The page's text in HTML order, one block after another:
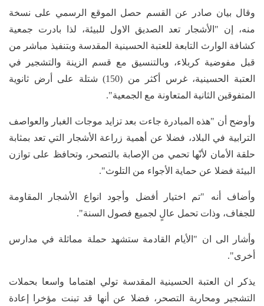
وقال بيان صادر عن القسم حصل الموقع الرسمي على نسخة
منه، إن "الأشجار تعد الصديق الاول للبيئة، لذا بادرت جمعية
كشافة الوارث التابعة للعتبة الحسينية المقدسة وبتنفيذ مباشر من
قبل مفوضية كربلاء، وبالتنسيق مع قسم الزينة والتشجير في
العتبة الحسينية، غرس أكثر من (150) شتلة على أرض ثانوية
المتفوقين الثانية المتعاونة مع الجمعية".
وأوضح أن "هذه المبادرة جاءت بعد تزايد موجات الغبار والعواصف
الترابية في البلاد، فضلا عن أهمية زراعة الأشجار التي تعد بمثابة
حلقة الأمان لأنّها تحمي من الإصابة بالتصحر، وتحافظ على توازن
البيئة فضلا عن حماية الأجواء من التلوث".
وأضاف أنه "تم اختيار أفضل وأجود انواع الأشجار المقاومة
للجفاف، وذات تحمل عالٍ لجميع فصول السنة".
وأشار الى ان "الأيام القادمة ستشهد حملة مماثلة في مدارس
أخرى".
يذكر ان العتبة الحسينية المقدسة تولي اهتماما واسعا بحملات
التشجير ومحاربة التصحر، فضلا عن أنها قد تبنت مؤخرا إعادة